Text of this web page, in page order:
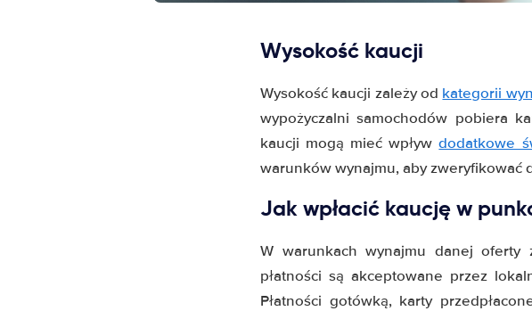
Wysokość kaucji
Wysokość kaucji zależy od kategorii
wypożyczalni samochodów pobiera
kaucji mogą mieć wpływdodatkowe
warunków wynajmu, aby zweryfikować
Jak wpłacić kaucję w
W warunkach wynajmu danej oferty
płatności są akceptowane przez
Płatności gotówką, karty